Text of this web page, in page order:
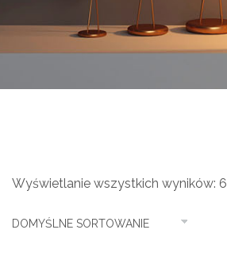
Wyświetlanie wszystkich wyników: 6